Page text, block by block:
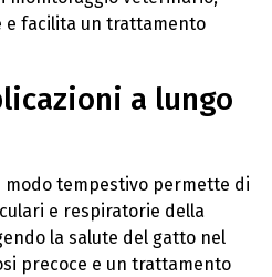
e facilita un trattamento
a lungo
tempestivo permette di
e respiratorie della
la salute del gatto nel
precoce e un trattamento